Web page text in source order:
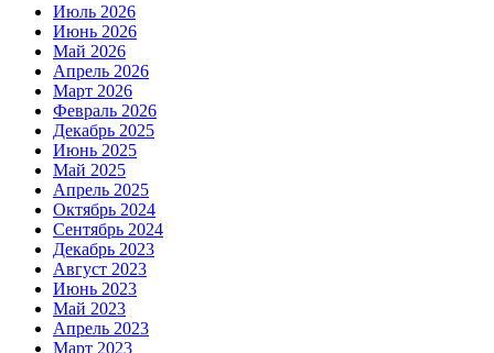
Июль 2026
Июнь 2026
Май 2026
Апрель 2026
Март 2026
Февраль 2026
Декабрь 2025
Июнь 2025
Май 2025
Апрель 2025
Октябрь 2024
Сентябрь 2024
Декабрь 2023
Август 2023
Июнь 2023
Май 2023
Апрель 2023
Март 2023